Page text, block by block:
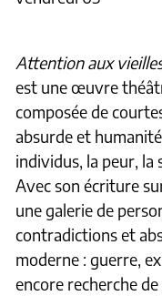
Attention aux
est une œuvre
composée de
absurde et
individus, la peur, la
Avec son écriture
une galerie de
contradictions et
moderne : guerre,
encore recherche